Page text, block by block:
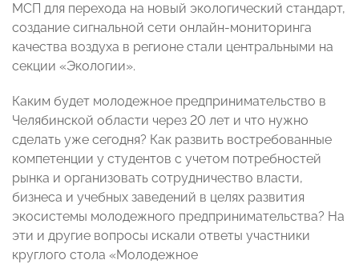
МСП для перехода на новый экологический стандарт,
создание сигнальной сети онлайн-мониторинга
качества воздуха в регионе стали центральными на
секции «Экологии».
Каким будет молодежное предпринимательство в
Челябинской области через 20 лет и что нужно
сделать уже сегодня? Как развить востребованные
компетенции у студентов с учетом потребностей
рынка и организовать сотрудничество власти,
бизнеса и учебных заведений в целях развития
экосистемы молодежного предпринимательства? На
эти и другие вопросы искали ответы участники
круглого стола «Молодежное